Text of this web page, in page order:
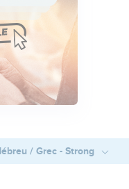
/ Grec - Strong